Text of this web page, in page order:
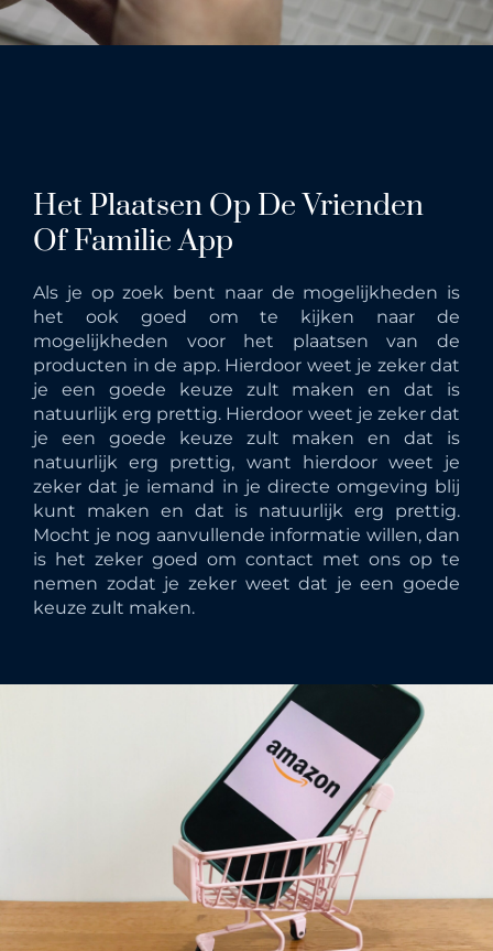
Het Plaatsen Op De Vrienden
Of Familie App
Als je op zoek bent naar de mogelijkheden is
het ook goed om te kijken naar de
mogelijkheden voor het plaatsen van de
producten in de app. Hierdoor weet je zeker dat
je een goede keuze zult maken en dat is
natuurlijk erg prettig. Hierdoor weet je zeker dat
je een goede keuze zult maken en dat is
natuurlijk erg prettig, want hierdoor weet je
zeker dat je iemand in je directe omgeving blij
kunt maken en dat is natuurlijk erg prettig.
Mocht je nog aanvullende informatie willen, dan
is het zeker goed om contact met ons op te
nemen zodat je zeker weet dat je een goede
keuze zult maken.